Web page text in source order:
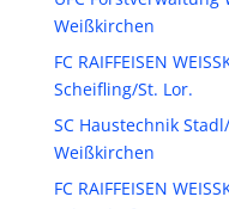
Weißkirchen
FC RAIFFEISEN
Scheifling/St. Lor.
SC Haustechnik
Weißkirchen
FC RAIFFEISEN